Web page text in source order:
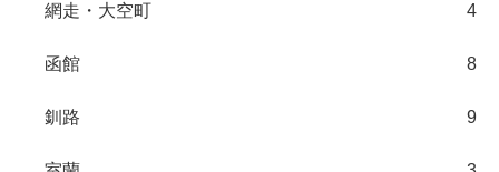
網走・大空町 4
函館 8
釧路 9